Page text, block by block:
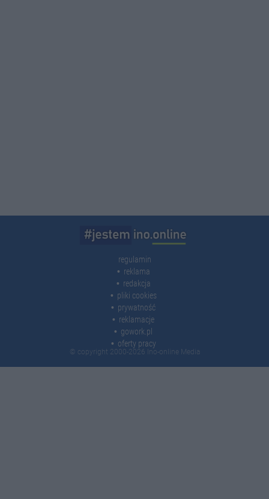
regulamin
reklama
redakcja
pliki cookies
prywatność
reklamacje
gowork.pl
oferty pracy
© copyright 2000-2026 Ino-online Media